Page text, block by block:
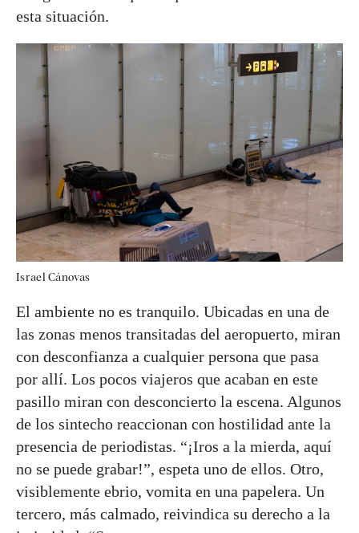
esta situación.
Israel Cánovas
El ambiente no es tranquilo. Ubicadas en una de
las zonas menos transitadas del aeropuerto, miran
con desconfianza a cualquier persona que pasa
por allí. Los pocos viajeros que acaban en este
pasillo miran con desconcierto la escena. Algunos
de los sintecho reaccionan con hostilidad ante la
presencia de periodistas. “¡Iros a la mierda, aquí
no se puede grabar!”, espeta uno de ellos. Otro,
visiblemente ebrio, vomita en una papelera. Un
tercero, más calmado, reivindica su derecho a la